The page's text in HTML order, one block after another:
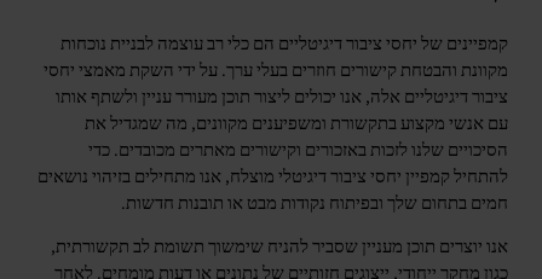
קמפיינים של יחסי ציבור דיגיטליים הם כלי רב עוצמה לבניית נוכחות
מקוונת והבטחת קישורים חוזרים בעלי ערך. על ידי השקת מאמצי יחסי
ציבור דיגיטליים אלה, אנו יכולים ליצור תוכן מעורר עניין ולשתף אותו
עם אנשי מקצוע בתקשורת ומשפיענים מקוונים, מה שמגדיל את
הסיכויים שלנו לזכות באזכורים וקישורים מאתרים מכובדים. כדי
להתחיל קמפיין יחסי ציבור דיגיטלי מוצלח, אנו מתחילים בזיהוי נושאים
חמים בתחום שלך ובפיתוח נקודות מבט או תובנות חדשות.
אנו יוצרים תוכן מעניין שסביר להניח שימשוך תשומת לב תקשורתית,
כגון מחקר ייחודי, ייצוגים חזותיים של נתונים או דעות מומחים. לאחר